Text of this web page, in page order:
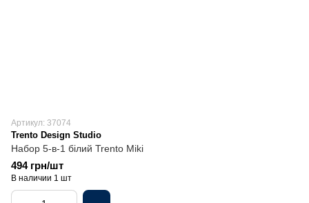
Артикул: 37074
Trento Design Studio
Набор 5-в-1 білий Trento Miki
494 грн/шт
В наличии 1 шт